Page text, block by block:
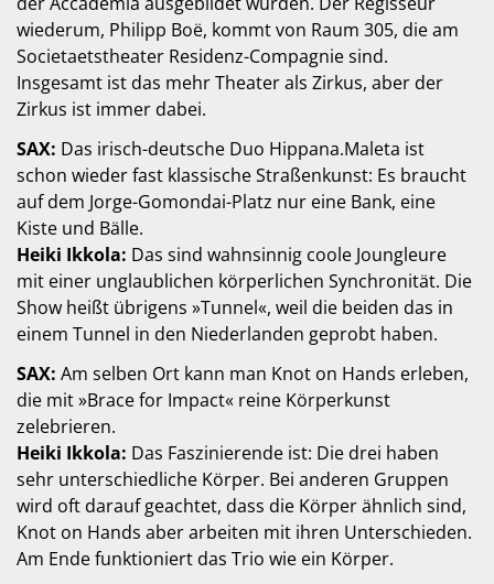
wiederum, Philipp Boë, kommt von Raum 305, die am
Societaetstheater Residenz-Compagnie sind.
Insgesamt ist das mehr Theater als Zirkus, aber der
Zirkus ist immer dabei.
SAX: Das irisch-deutsche Duo Hippana.Maleta ist
schon wieder fast klassische Straßenkunst: Es braucht
auf dem Jorge-Gomondai-Platz nur eine Bank, eine
Kiste und Bälle.
Heiki Ikkola: Das sind wahnsinnig coole Joungleure
mit einer unglaublichen körperlichen Synchronität. Die
Show heißt übrigens »Tunnel«, weil die beiden das in
einem Tunnel in den Niederlanden geprobt haben.
SAX: Am selben Ort kann man Knot on Hands erleben,
die mit »Brace for Impact« reine Körperkunst
zelebrieren.
Heiki Ikkola: Das Faszinierende ist: Die drei haben
sehr unterschiedliche Körper. Bei anderen Gruppen
wird oft darauf geachtet, dass die Körper ähnlich sind,
Knot on Hands aber arbeiten mit ihren Unterschieden.
Am Ende funktioniert das Trio wie ein Körper.